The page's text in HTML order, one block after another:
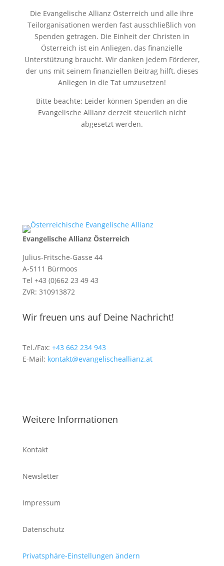
Die Evangelische Allianz Österreich und alle ihre
Teilorganisationen werden fast ausschließlich von
Spenden getragen. Die Einheit der Christen in
Österreich ist ein Anliegen, das finanzielle
Unterstützung braucht. Wir danken jedem Förderer,
der uns mit seinem finanziellen Beitrag hilft, dieses
Anliegen in die Tat umzusetzen!
Bitte beachte: Leider können Spenden an die
Evangelische Allianz derzeit steuerlich nicht
abgesetzt werden.
Evangelische Allianz Österreich
Julius-Fritsche-Gasse 44
A-5111 Bürmoos
Tel +43 (0)662 23 49 43
ZVR: 310913872
Wir freuen uns auf Deine Nachricht!
Tel./Fax: +43 662 234 943
E-Mail: kontakt@evangelischeallianz.at
Weitere Informationen
Kontakt
Newsletter
Impressum
Datenschutz
Privatsphäre-Einstellungen ändern